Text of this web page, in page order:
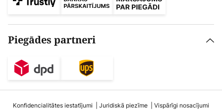
Piegādes partneri
Konfidencialitātes iestatījumi Juridiskā piezīme
Vispārīgi nosacījumi